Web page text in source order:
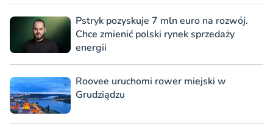
Pstryk pozyskuje 7 mln euro na rozwój.
Chce zmienić polski rynek sprzedaży
energii
Roovee uruchomi rower miejski w
Grudziądzu